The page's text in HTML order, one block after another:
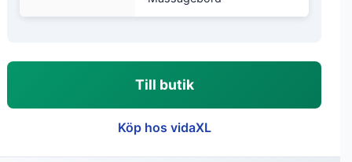
Till butik
Köp hos vidaXL